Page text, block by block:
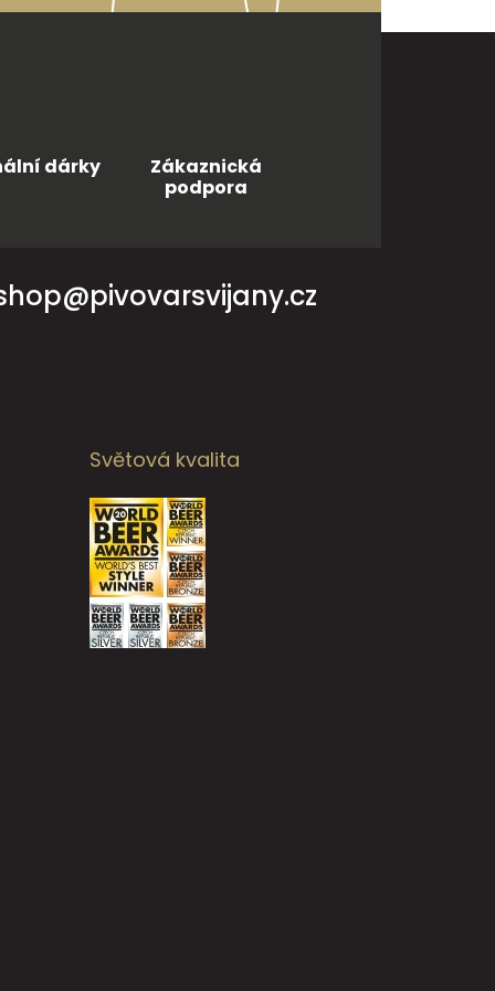
dárky
Zákaznická
podpora
Světová kvalita